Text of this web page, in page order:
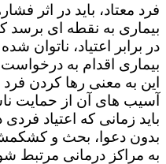
فرد معتاد، باید در اثر
بیماری به نقطه ای برسد
در برابر اعتیاد، ناتوان
بیماری اقدام به
این به معنی رها کردن
آسیب های آن از حمایت
باید زمانی که اعتیاد
بدون دعوا، بحث و
به مراکز درمانی مرتبط